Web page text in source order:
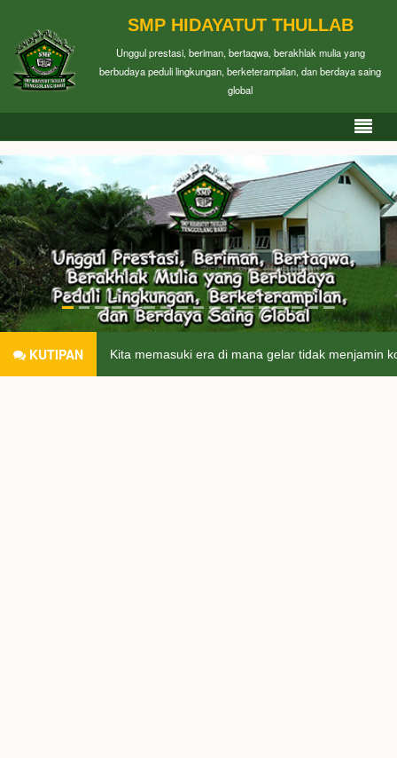
SMP HIDAYATUT THULLAB
Unggul prestasi, beriman, bertaqwa, berakhlak mulia yang
berbudaya peduli lingkungan, berketerampilan, dan berdaya saing
global
KUTIPAN Kita memasuki era di mana gelar tidak menjamin